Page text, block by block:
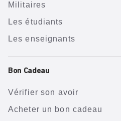
Militaires
Les étudiants
Les enseignants
Bon Cadeau
Vérifier son avoir
Acheter un bon cadeau